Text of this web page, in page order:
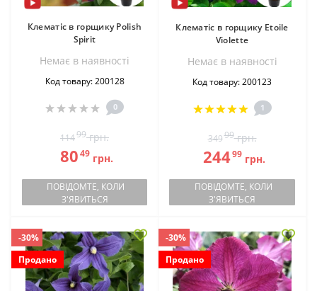
Клематіс в горщику Polish
Spirit
Немає в наявностi
Код товару: 200128
0
11499грн.
8049грн.
ПОВІДОМТЕ, КОЛИ
З'ЯВИТЬСЯ
Клематіс в горщику Etoile
Violette
Немає в наявностi
Код товару: 200123
1
34999грн.
24499грн.
ПОВІДОМТЕ, КОЛИ
З'ЯВИТЬСЯ
-30%
Продано
-30%
Продано